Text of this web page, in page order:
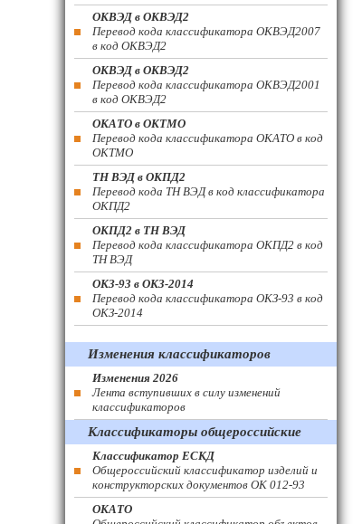
ОКВЭД в ОКВЭД2
Перевод кода классификатора ОКВЭД2007
в код ОКВЭД2
ОКВЭД в ОКВЭД2
Перевод кода классификатора ОКВЭД2001
в код ОКВЭД2
ОКАТО в ОКТМО
Перевод кода классификатора ОКАТО в код
ОКТМО
ТН ВЭД в ОКПД2
Перевод кода ТН ВЭД в код классификатора
ОКПД2
ОКПД2 в ТН ВЭД
Перевод кода классификатора ОКПД2 в код
ТН ВЭД
ОКЗ-93 в ОКЗ-2014
Перевод кода классификатора ОКЗ-93 в код
ОКЗ-2014
Изменения классификаторов
Изменения 2026
Лента вступивших в силу изменений
классификаторов
Классификаторы общероссийские
Классификатор ЕСКД
Общероссийский классификатор изделий и
конструкторских документов ОК 012-93
ОКАТО